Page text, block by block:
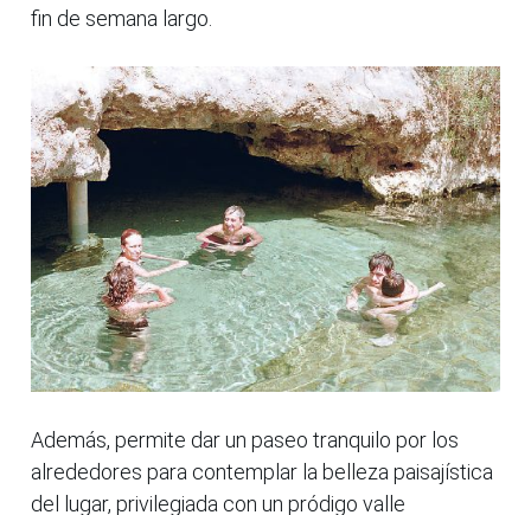
fin de semana largo.
Además, permite dar un paseo tranquilo por los
alrededores para contemplar la belleza paisajística
del lugar, privilegiada con un pródigo valle